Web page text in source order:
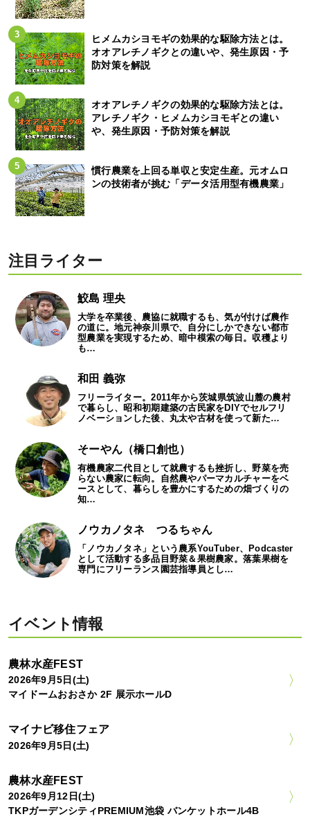
ヒメムカシヨモギの効果的な駆除方法とは。
オオアレチノギクとの違いや、発生原因・予
防対策を解説
オオアレチノギクの効果的な駆除方法とは。
アレチノギク・ヒメムカシヨモギとの違い
や、発生原因・予防対策を解説
慣行農業を上回る単収と安定生産。元オムロ
ンの技術者が挑む「データ活用型有機農業」
注目ライター
鮫島 理央
大学を卒業後、農協に就職するも、気が付けば農作
の道に。地元神奈川県で、自分にしかできない都市
型農業を実現するため、暗中模索の毎日。収穫より
も…
和田 義弥
フリーライター。2011年から茨城県筑波山麓の農村
で暮らし、昭和初期建築の古民家をDIYでセルフリ
ノベーションした後、丸太や古材を使って新た…
そーやん（橋口創也）
有機農家二代目として就農するも挫折し、野菜を売
らない農家に転向。自然農やパーマカルチャーをベ
ースとして、暮らしを豊かにするための畑づくりの
知…
ノウカノタネ つるちゃん
「ノウカノタネ」という農系YouTuber、Podcaster
として活動する多品目野菜＆果樹農家。落葉果樹を
専門にフリーランス園芸指導員とし…
イベント情報
農林水産FEST
2026年9月5日(土)
マイドームおおさか 2F 展示ホールD
マイナビ移住フェア
2026年9月5日(土)
農林水産FEST
2026年9月12日(土)
TKPガーデンシティPREMIUM池袋 バンケットホール4B